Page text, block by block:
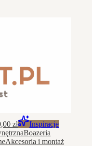
zł
Inspiracje
Boazeria
Akcesoria i montaż